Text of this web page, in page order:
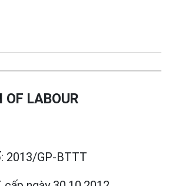
OF LABOUR
2013/GP-BTTT